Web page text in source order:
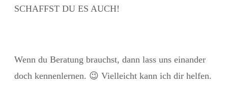
SCHAFFST DU ES AUCH!
Wenn du Beratung brauchst, dann lass uns einander
doch kennenlernen. 😉 Vielleicht kann ich dir helfen.